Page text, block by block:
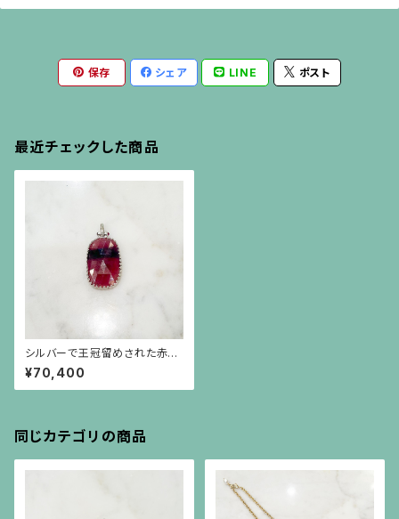
保存 シェア LINE ポスト
最近チェックした商品
シルバーで王冠留めされた赤茶
にラインの入ったサファイア（2
3.57ct）に小さなルビーのペン
ダント（チェーン別）
¥70,400
同じカテゴリの商品